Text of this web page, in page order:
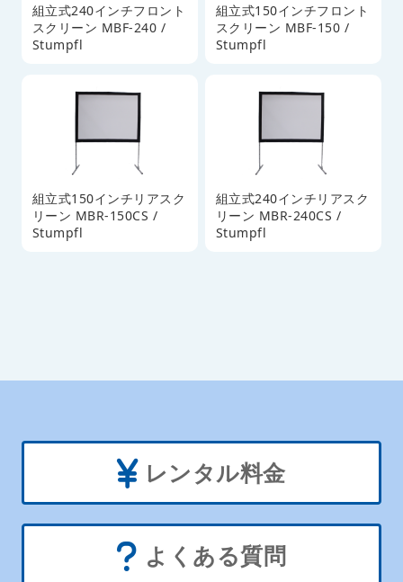
組立式240インチフロント
スクリーン MBF-240 /
Stumpfl
組立式150インチフロント
スクリーン MBF-150 /
Stumpfl
組立式150インチリアスク
リーン MBR-150CS /
Stumpfl
組立式240インチリアスク
リーン MBR-240CS /
Stumpfl
レンタル料金
よくある質問